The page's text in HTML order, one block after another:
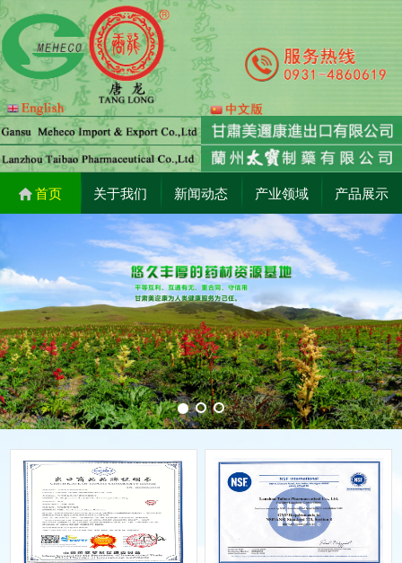
首页 关于我们 新闻动态 产业领域 产品展示